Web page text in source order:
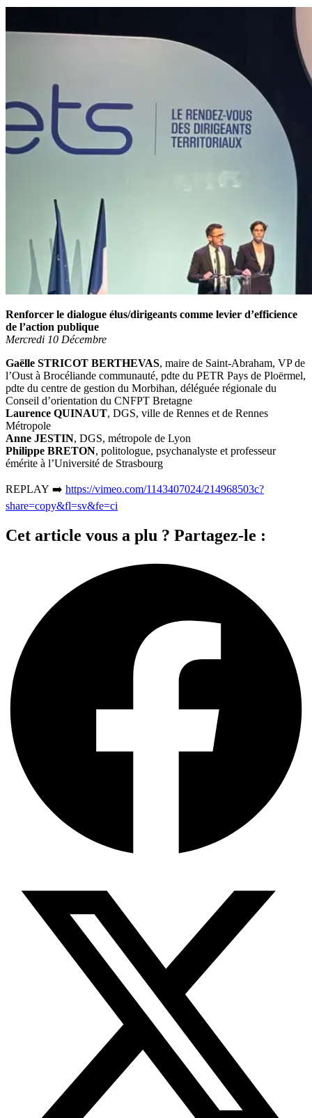
Renforcer le dialogue élus/dirigeants comme levier d’efficience
de l’action publique
Mercredi 10 Décembre
Gaëlle STRICOT BERTHEVAS, maire de Saint-Abraham, VP de
l’Oust à Brocéliande communauté, pdte du PETR Pays de Ploërmel,
pdte du centre de gestion du Morbihan, déléguée régionale du
Conseil d’orientation du CNFPT Bretagne
Laurence QUINAUT, DGS, ville de Rennes et de Rennes
Métropole
Anne JESTIN, DGS, métropole de Lyon
Philippe BRETON, politologue, psychanalyste et professeur
émérite à l’Université de Strasbourg
REPLAY ➡️ https://vimeo.com/1143407024/214968503c?
share=copy&fl=sv&fe=ci
Cet article vous a plu ? Partagez-le :